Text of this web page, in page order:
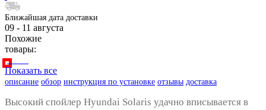
Ближайшая дата доставки
09 - 11 августа
Похожие
товары:
Показать все
описание обзор инструкция по установке отзывы доставка
Высокий спойлер Hyundai Solaris удачно вписывается в